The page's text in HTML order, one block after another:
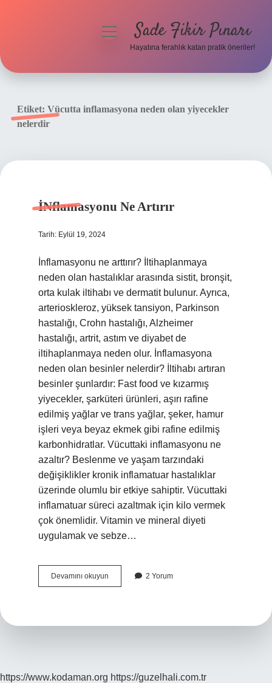
Yasal Uyarı
menüyüSade Fikir Pınarı
Hayatına ferahlık katan pratik öneriler!
Etiket: Vücutta inflamasyona neden olan yiyecekler
nelerdir
İNflamasyonu Ne Artırır
Tarih: Eylül 19, 2024
İnflamasyonu ne arttırır? İltihaplanmaya
neden olan hastalıklar arasında sistit, bronşit,
orta kulak iltihabı ve dermatit bulunur. Ayrıca,
arterioskleroz, yüksek tansiyon, Parkinson
hastalığı, Crohn hastalığı, Alzheimer
hastalığı, artrit, astım ve diyabet de
iltihaplanmaya neden olur. İnflamasyona
neden olan besinler nelerdir? İltihabı artıran
besinler şunlardır: Fast food ve kızarmış
yiyecekler, şarküteri ürünleri, aşırı rafine
edilmiş yağlar ve trans yağlar, şeker, hamur
işleri veya beyaz ekmek gibi rafine edilmiş
karbonhidratlar. Vücuttaki inflamasyonu ne
azaltır? Beslenme ve yaşam tarzındaki
değişiklikler kronik inflamatuar hastalıklar
üzerinde olumlu bir etkiye sahiptir. Vücuttaki
inflamatuar süreci azaltmak için kilo vermek
çok önemlidir. Vitamin ve mineral diyeti
uygulamak ve sebze…
Devamını okuyun İNflamasyonu
Ne
2 Yorum
https://www.kodaman.org https://guzelhali.com.tr